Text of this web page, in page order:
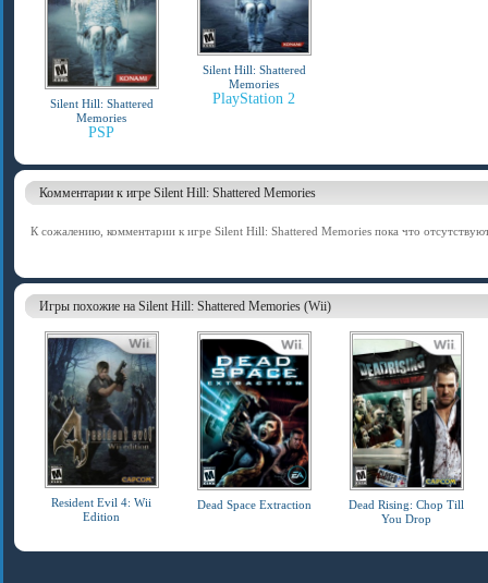
Silent Hill: Shattered
Memories
PSP
Silent Hill: Shattered
Memories
PlayStation 2
Комментарии к игре Silent Hill: Shattered Memories
К сожалению, комментарии к игре Silent Hill: Shattered Memories пока что
Игры похожие на Silent Hill: Shattered Memories (Wii)
Resident Evil 4: Wii
Edition
Dead Space Extraction
Dead Rising: Chop Till
You Drop